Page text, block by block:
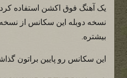
یک آهنگ فوق اکشن استفاده
نسخه دوبله این سکانس از
بیشتره.
این سکانس رو پایین براتون